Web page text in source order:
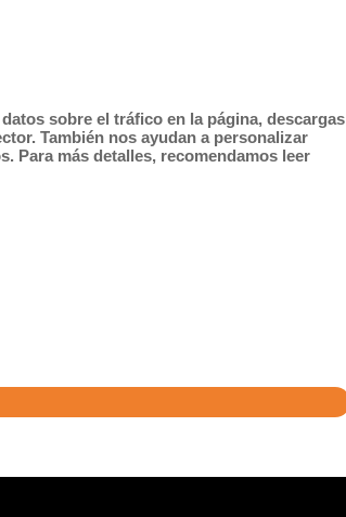
sobre el tráfico en la página, descargas
También nos ayudan a personalizar
Para más detalles, recomendamos leer